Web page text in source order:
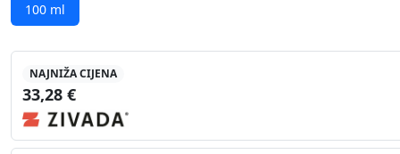
100 ml
NAJNIŽA CIJENA
33,28 €